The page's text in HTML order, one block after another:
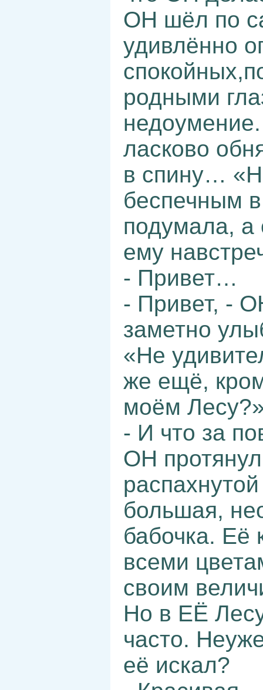
ОН шёл по
удивлённо
родными
ласково
в спину…
беспечным
подумала, а
ему
- Привет…
- Привет, -
заметно
«Не
же ещё,
моём
- И что за
ОН
большая,
бабочка. Её
всеми
своим
Но в ЕЁ
часто.
её искал?